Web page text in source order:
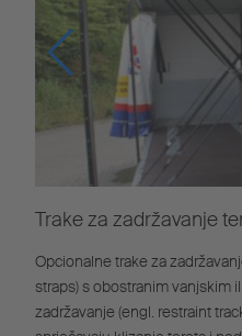
Trake za zadržavanje
Opcionalne trake za
straps) s obostranim vanjskim
zadržavanje (engl. restraint